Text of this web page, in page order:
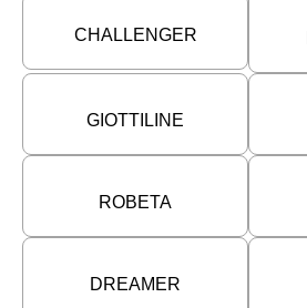
CHALLENGER
GIOTTILINE
ROBETA
DREAMER